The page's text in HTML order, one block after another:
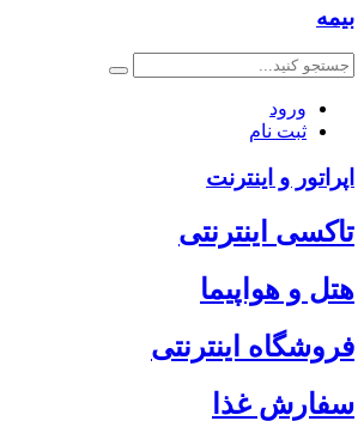
بیمه
ورود
ثبت نام
اپراتور و اینترنت
تاکسی اینترنتی
هتل و هواپیما
فروشگاه اینترنتی
سفارش غذا